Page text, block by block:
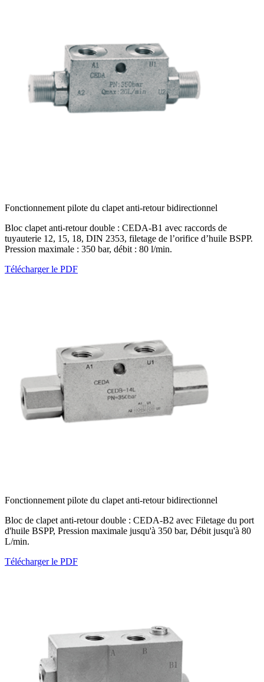
Fonctionnement pilote du clapet anti-retour bidirectionnel
Bloc clapet anti-retour double : CEDA-B1 avec raccords de
tuyauterie 12, 15, 18, DIN 2353, filetage de l’orifice d’huile BSPP.
Pression maximale : 350 bar, débit : 80 l/min.
Télécharger le PDF
Fonctionnement pilote du clapet anti-retour bidirectionnel
Bloc de clapet anti-retour double : CEDA-B2 avec Filetage du port
d'huile BSPP, Pression maximale jusqu'à 350 bar, Débit jusqu'à 80
L/min.
Télécharger le PDF